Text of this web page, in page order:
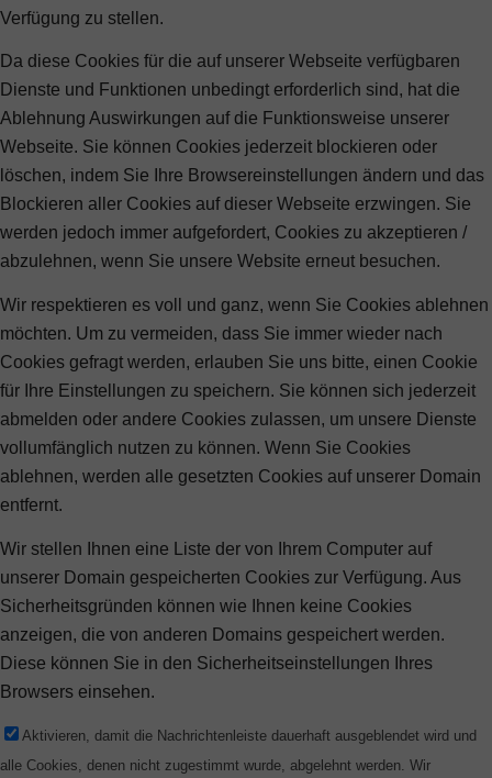
Verfügung zu stellen.
Da diese Cookies für die auf unserer Webseite verfügbaren
Dienste und Funktionen unbedingt erforderlich sind, hat die
Ablehnung Auswirkungen auf die Funktionsweise unserer
Webseite. Sie können Cookies jederzeit blockieren oder
löschen, indem Sie Ihre Browsereinstellungen ändern und das
Blockieren aller Cookies auf dieser Webseite erzwingen. Sie
werden jedoch immer aufgefordert, Cookies zu akzeptieren /
abzulehnen, wenn Sie unsere Website erneut besuchen.
Wir respektieren es voll und ganz, wenn Sie Cookies ablehnen
möchten. Um zu vermeiden, dass Sie immer wieder nach
Cookies gefragt werden, erlauben Sie uns bitte, einen Cookie
für Ihre Einstellungen zu speichern. Sie können sich jederzeit
abmelden oder andere Cookies zulassen, um unsere Dienste
vollumfänglich nutzen zu können. Wenn Sie Cookies
ablehnen, werden alle gesetzten Cookies auf unserer Domain
entfernt.
Wir stellen Ihnen eine Liste der von Ihrem Computer auf
unserer Domain gespeicherten Cookies zur Verfügung. Aus
Sicherheitsgründen können wie Ihnen keine Cookies
anzeigen, die von anderen Domains gespeichert werden.
Diese können Sie in den Sicherheitseinstellungen Ihres
Browsers einsehen.
Aktivieren, damit die Nachrichtenleiste dauerhaft ausgeblendet wird und
alle Cookies, denen nicht zugestimmt wurde, abgelehnt werden. Wir